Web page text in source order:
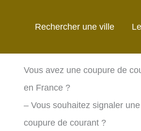
Rechercher une ville
Vous avez une coupure de
en France ?
– Vous souhaitez signaler une
coupure de courant ?